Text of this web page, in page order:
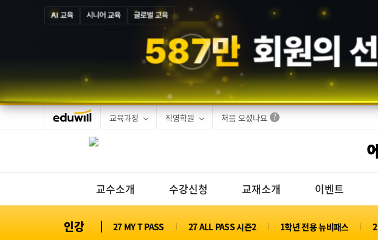
AI 교육 시니어 교육 글로벌 교육
587만 회원의
교육과정 직영학원 처음 오셨나요
교수소개 수강신청 교재소개 이벤트
인강 27 MY T PASS 27 ALL PASS 시즌2 1학년 전용 뉴비패스